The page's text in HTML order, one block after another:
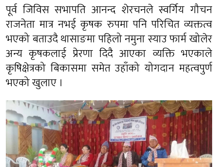
पूर्व जिविस सभापति आनन्द शेरचनले स्वर्गिय गौचन
राजनेता मात्र नभई कृषक रुपमा पनि परिचित व्यक्तत्व
भएको बताउदै थासाङमा पहिलो नमुना स्याउ फार्म खोलेर
अन्य कृषकलाई प्रेरणा दिदै आएका व्यक्ति भएकाले
कृषिक्षेत्रको बिकासमा समेत उहाँको योगदान महत्वपुर्ण
भएको खुलाए ।